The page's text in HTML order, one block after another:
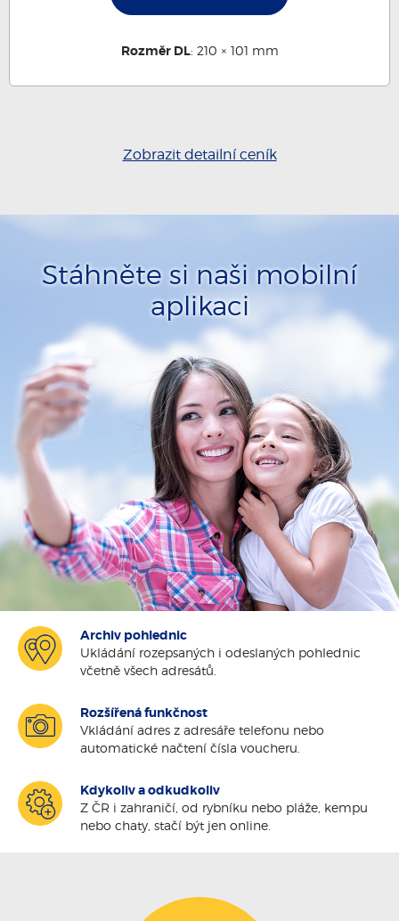
Rozměr DL: 210 × 101 mm
Zobrazit detailní ceník
Stáhněte si naši mobilní
aplikaci
Archiv pohlednic
Ukládání rozepsaných i odeslaných pohlednic
včetně všech adresátů.
Rozšířená funkčnost
Vkládání adres z adresáře telefonu nebo
automatické načtení čísla voucheru.
Kdykoliv a odkudkoliv
Z ČR i zahraničí, od rybníku nebo pláže, kempu
nebo chaty, stačí být jen online.